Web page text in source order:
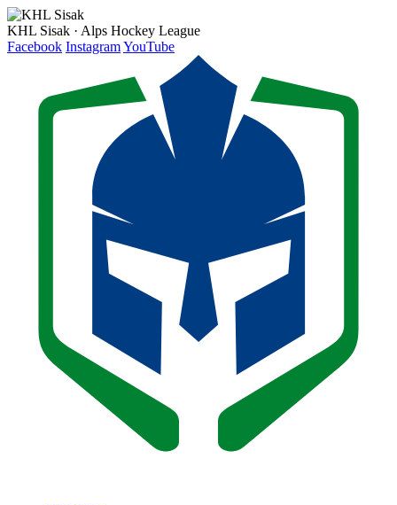
KHL Sisak · Alps Hockey League
Facebook InstagramYouTube